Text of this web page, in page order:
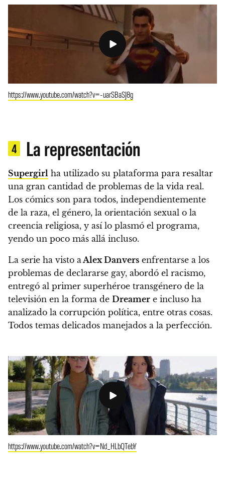
https://www.youtube.com/watch?v=-uarSBaSJ8g
4 La representación
Supergirl ha utilizado su plataforma para resaltar
una gran cantidad de problemas de la vida real.
Los cómics son para todos, independientemente
de la raza, el género, la orientación sexual o la
creencia religiosa, y así lo plasmó el programa,
yendo un poco más allá incluso.
La serie ha visto a Alex Danvers enfrentarse a los
problemas de declararse gay, abordó el racismo,
entregó al primer superhéroe transgénero de la
televisión en la forma de Dreamer e incluso ha
analizado la corrupción política, entre otras cosas.
Todos temas delicados manejados a la perfección.
https://www.youtube.com/watch?v=Nd_HLbQTebY